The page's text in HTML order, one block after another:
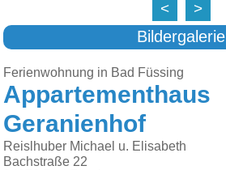
< >
Bildergalerie
Ferienwohnung in Bad Füssing
Appartementhaus
Geranienhof
Reislhuber Michael u. Elisabeth
Bachstraße 22